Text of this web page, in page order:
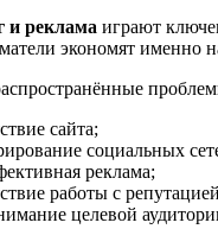
и реклама играют
экономят именно
сайта;
социальных
реклама;
работы с
целевой